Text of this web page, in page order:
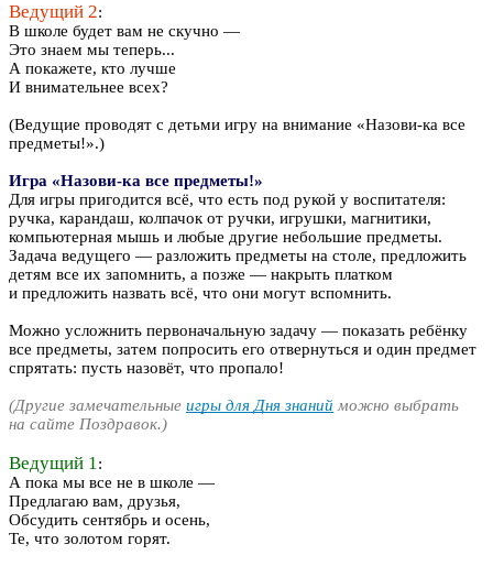
Ведущий 2:
В школе будет вам не скучно —
Это знаем мы теперь...
А покажете, кто лучше
И внимательнее всех?
(Ведущие проводят с детьми игру на внимание «Назови-ка все
предметы!».)
Игра «Назови-ка все предметы!»
Для игры пригодится всё, что есть под рукой у воспитателя:
ручка, карандаш, колпачок от ручки, игрушки, магнитики,
компьютерная мышь и любые другие небольшие предметы.
Задача ведущего — разложить предметы на столе, предложить
детям все их запомнить, а позже — накрыть платком
и предложить назвать всё, что они могут вспомнить.
Можно усложнить первоначальную задачу — показать ребёнку
все предметы, затем попросить его отвернуться и один предмет
спрятать: пусть назовёт, что пропало!
(Другие замечательные игры для Дня знанийможно выбрать
на сайте Поздравок.)
Ведущий 1:
А пока мы все не в школе —
Предлагаю вам, друзья,
Обсудить сентябрь и осень,
Те, что золотом горят.